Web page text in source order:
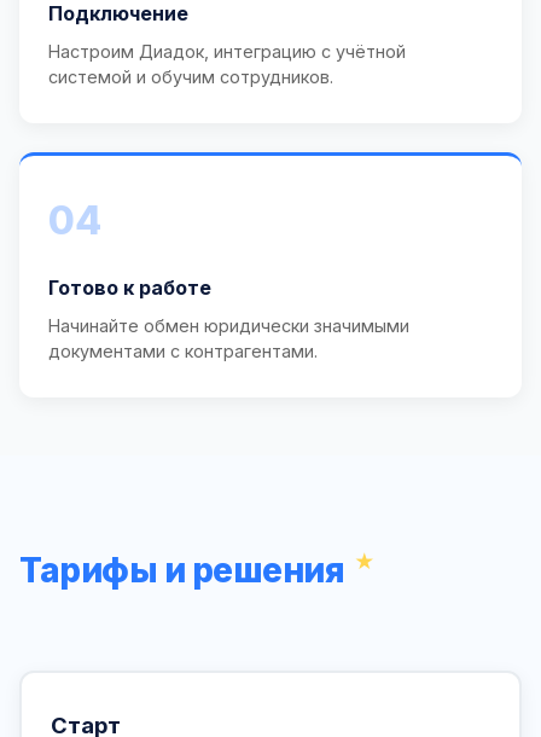
Подключение
Настроим Диадок, интеграцию с учётной
системой и обучим сотрудников.
04
Готово к работе
Начинайте обмен юридически значимыми
документами с контрагентами.
Тарифы и решения
Старт